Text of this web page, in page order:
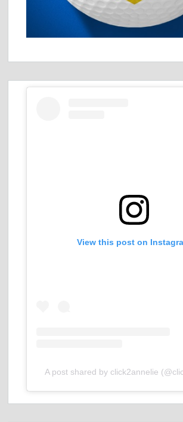
View this post on
A post shared by click2annelie